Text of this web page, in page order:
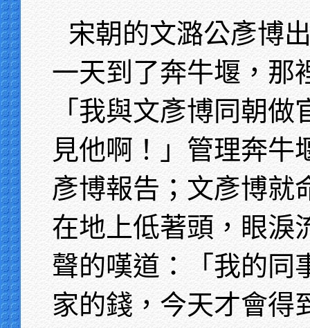
宋朝的文潞公彥博
一天到了奔牛堰，那
「我與文彥博同朝
見他啊！」管理奔牛
彥博報告；文彥博就
在地上低著頭，眼淚
聲的嘆道：「我的同
家的錢，今天才會得